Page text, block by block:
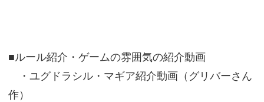
■ルール紹介・ゲームの雰囲気の紹介動画
・ユグドラシル・マギア紹介動画（グリバーさん
作）